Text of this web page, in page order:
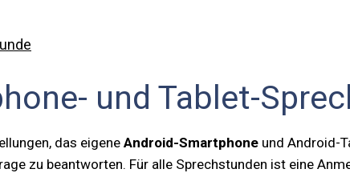
und Tablet-
das eigene Android-Smartphoneund Android-
zu beantworten. Für alle Sprechstunden ist eine